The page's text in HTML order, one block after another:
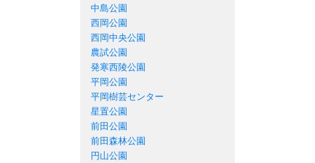
中島公園
西岡公園
西岡中央公園
農試公園
発寒西陵公園
平岡公園
平岡樹芸センター
星置公園
前田公園
前田森林公園
円山公園